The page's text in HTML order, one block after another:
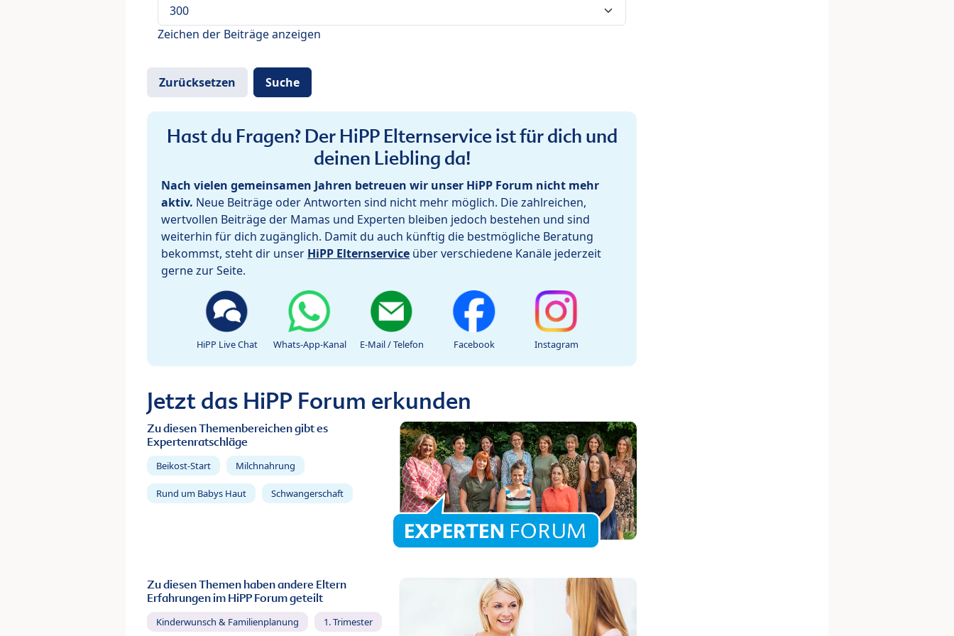
Zeichen der Beiträge anzeigen
Hast du Fragen? Der HiPP Elternservice ist für dich und
deinen Liebling da!
Nach vielen gemeinsamen Jahren betreuen wir unser HiPP Forum nicht mehr
aktiv. Neue Beiträge oder Antworten sind nicht mehr möglich. Die zahlreichen,
wertvollen Beiträge der Mamas und Experten bleiben jedoch bestehen und sind
weiterhin für dich zugänglich. Damit du auch künftig die bestmögliche Beratung
bekommst, steht dir unser HiPP Elternservice über verschiedene Kanäle jederzeit
gerne zur Seite.
HiPP Live Chat Whats-App-Kanal E-Mail / Telefon Facebook Instagram
Jetzt das HiPP Forum erkunden
Zu diesen Themenbereichen gibt es
Expertenratschläge
Beikost-Start Milchnahrung
Rund um Babys Haut Schwangerschaft
Zu diesen Themen haben andere Eltern
Erfahrungen im HiPP Forum geteilt
Kinderwunsch & Familienplanung 1. Trimester